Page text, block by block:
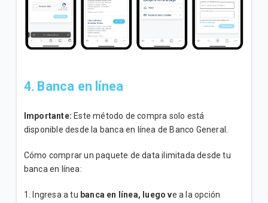
4. Banca en línea
Importante: Este método de compra solo está
disponible desde la banca en línea de Banco General.
Cómo comprar un paquete de data ilimitada desde tu
banca en línea:
1. Ingresa a tu banca en línea, luego ve a la opción